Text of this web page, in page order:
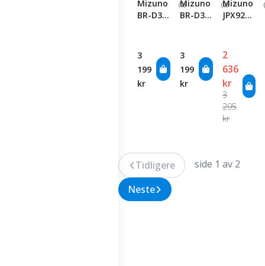
(2)
Mizuno
BR-D3
Staff
3
199
kr
(2)
Mizuno
BR-D3
Heathered
3
199
kr
Mizuno
JPX925
2
636
kr
3
295
kr
Tidligere
side 1 av 2
Neste